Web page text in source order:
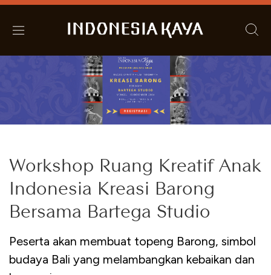
Workshop Ruang Kreatif Anak
Indonesia Kreasi Barong
Bersama Bartega Studio
Peserta akan membuat topeng Barong, simbol
budaya Bali yang melambangkan kebaikan dan